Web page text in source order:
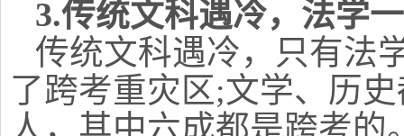
3.传统文科遇冷，法学
传统文科遇冷，只有法
了跨考重灾区;文学、历
人，其中六成都是跨考的